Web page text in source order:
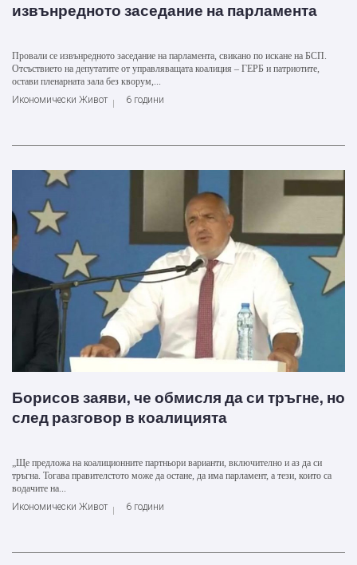
извънредното заседание на парламента
Провали се извънредното заседание на парламента, свикано по искане на БСП.
Отсъствието на депутатите от управляващата коалиция – ГЕРБ и патриотите,
остави пленарната зала без кворум,...
Икономически Живот
6 години
Борисов заяви, че обмисля да си тръгне, но
след разговор в коалицията
„Ще предложа на коалиционните партньори варианти, включително и аз да си
тръгна. Тогава правителстото може да остане, да има парламент, а тези, които са
водачите на...
Икономически Живот
6 години